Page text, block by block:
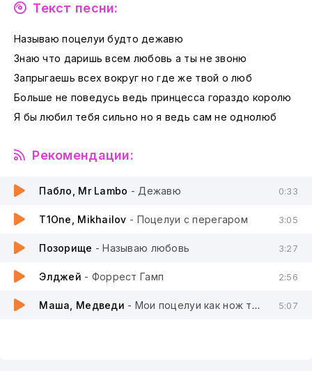
Текст песни:
Называю поцелуи будто дежавю
Знаю что даришь всем любовь а ты не звоню
Запрыгаешь всех вокруг но где же твой о люб
Больше не поведусь ведь принцесса гораздо королю
Я бы любил тебя сильно но я ведь сам не однолюб
Рекомендации:
Пабло, Mr Lambo - Дежавю 0:33
T1One, Mikhailov - Поцелуи с перегаром 3:05
Позорище - Называю любовь 3:27
Элджей - Форрест Гамп 2:56
Маша, Медведи - Мои поцелуи как нож тебя режут 5:07